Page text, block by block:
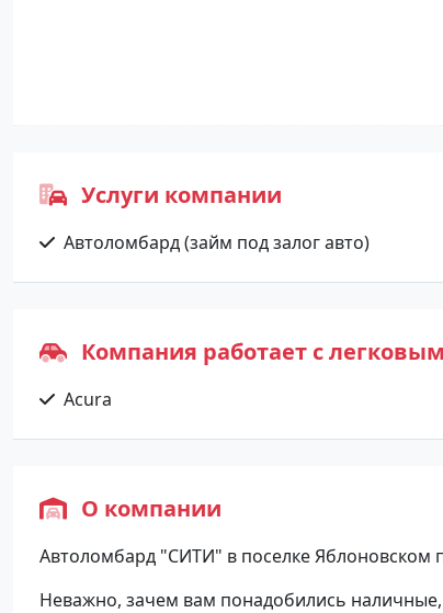
Услуги компании
Автоломбард (займ под залог авто)
Компания работает с
Acura
О компании
Автоломбард "СИТИ" в поселке Яблоновском
Неважно, зачем вам понадобились